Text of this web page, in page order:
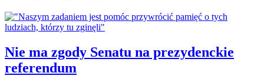
Nie ma zgody Senatu na prezydenckie
referendum